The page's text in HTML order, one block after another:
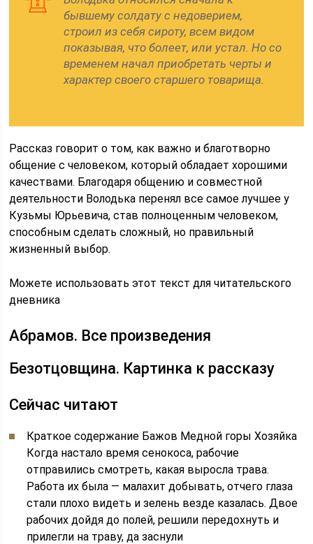
бывшему солдату с недоверием,
строил из себя сироту, всем видом
показывая, что болеет, или устал. Но со
временем начал приобретать черты и
характер своего старшего товарища.
Рассказ говорит о том, как важно и благотворно
общение с человеком, который обладает хорошими
качествами. Благодаря общению и совместной
деятельности Володька перенял все самое лучшее у
Кузьмы Юрьевича, став полноценным человеком,
способным сделать сложный, но правильный
жизненный выбор.
Можете использовать этот текст для читательского
дневника
Абрамов. Все произведения
Безотцовщина. Картинка к рассказу
Сейчас читают
Краткое содержание Бажов Медной горы Хозяйка
Когда настало время сенокоса, рабочие
отправились смотреть, какая выросла трава.
Работа их была — малахит добывать, отчего глаза
стали плохо видеть и зелень везде казалась. Двое
рабочих дойдя до полей, решили передохнуть и
прилегли на траву, да заснули